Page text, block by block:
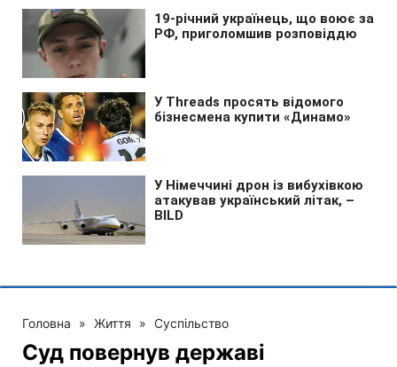
Головна » Життя » Суспільство
Суд повернув державі